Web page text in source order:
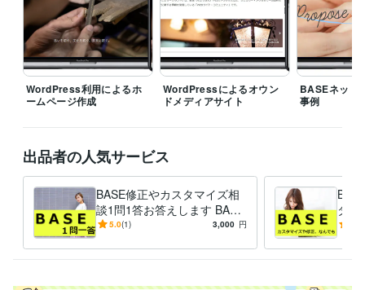
MySQL:12年
ビジネス・クリエイティブツール
WordPress:15年Google サイト:5年Google スプレッドシート:10年
Google スライド:10年Google ドキュメント:10年BASE:5年
EC-CUBE:10年Shopify:5年 STORES:1年カラーミーショップ:2年
Google Analytics:10年
Google Search Console:10年
得意分野
Web制作・HP作成・EC構築 ネットショップ等のWebサイト制作
ホームページ ネットショップ ECサイト ブログ
WordPress
サイト
BASE WEBサイト SEO html
集客・マーケティング相談 WEBやSNS等デジタルマーケティング
WEBサイト Instagram
インスタグラム
ツイッター
フェイスブック LINE メルマガ マーケティング
WordPress利用によるホ
ームページ作成
WordPressによるオウン
ドメディアサイト
BASEネット
事例
出品者の人気サービス
BASE修正やカスタマイズ相
談1問1答お答えします BASE
の使い方や作り方、複雑な商
5.0(1) 3,000 円
タマ
トシ